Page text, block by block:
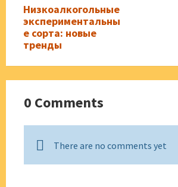
Низкоалкогольные
экспериментальны
е сорта: новые
тренды
0 Comments
There are no comments yet